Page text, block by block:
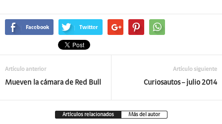
Facebook Twitter
Artículo anterior
Mueven la cámara de Red Bull
Artículo siguiente
Curiosautos – julio 2014
Artículos relacionados Más del autor